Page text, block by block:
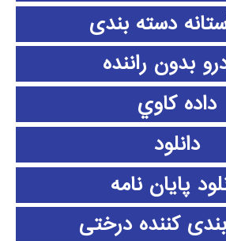
دسته بندی
بدون راننده
داده كاوي
دانلود
پايان نامه
کننده درختی